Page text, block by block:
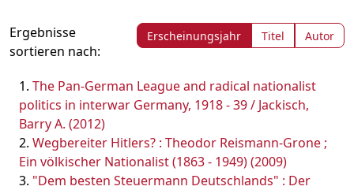
Ergebnisse
sortieren nach:
Erscheinungsjahr Titel Autor
The Pan-German League and radical nationalist
politics in interwar Germany, 1918 - 39 / Jackisch,
Barry A. (2012)
Wegbereiter Hitlers? : Theodor Reismann-Grone ;
Ein völkischer Nationalist (1863 - 1949) (2009)
"Dem besten Steuermann Deutschlands" : Der